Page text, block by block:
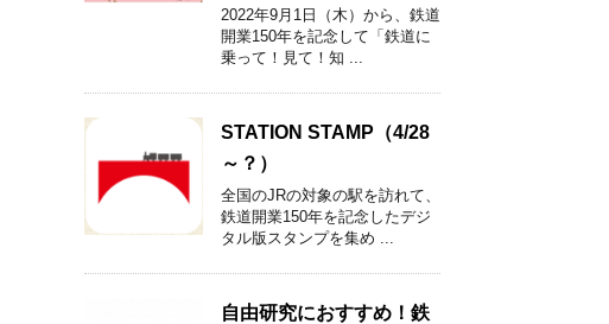
2022年9月1日（木）から、鉄道
開業150年を記念して「鉄道に
乗って！見て！知 ...
STATION STAMP（4/28
～？）
全国のJRの対象の駅を訪れて、
鉄道開業150年を記念したデジ
タル版スタンプを集め ...
自由研究におすすめ！鉄